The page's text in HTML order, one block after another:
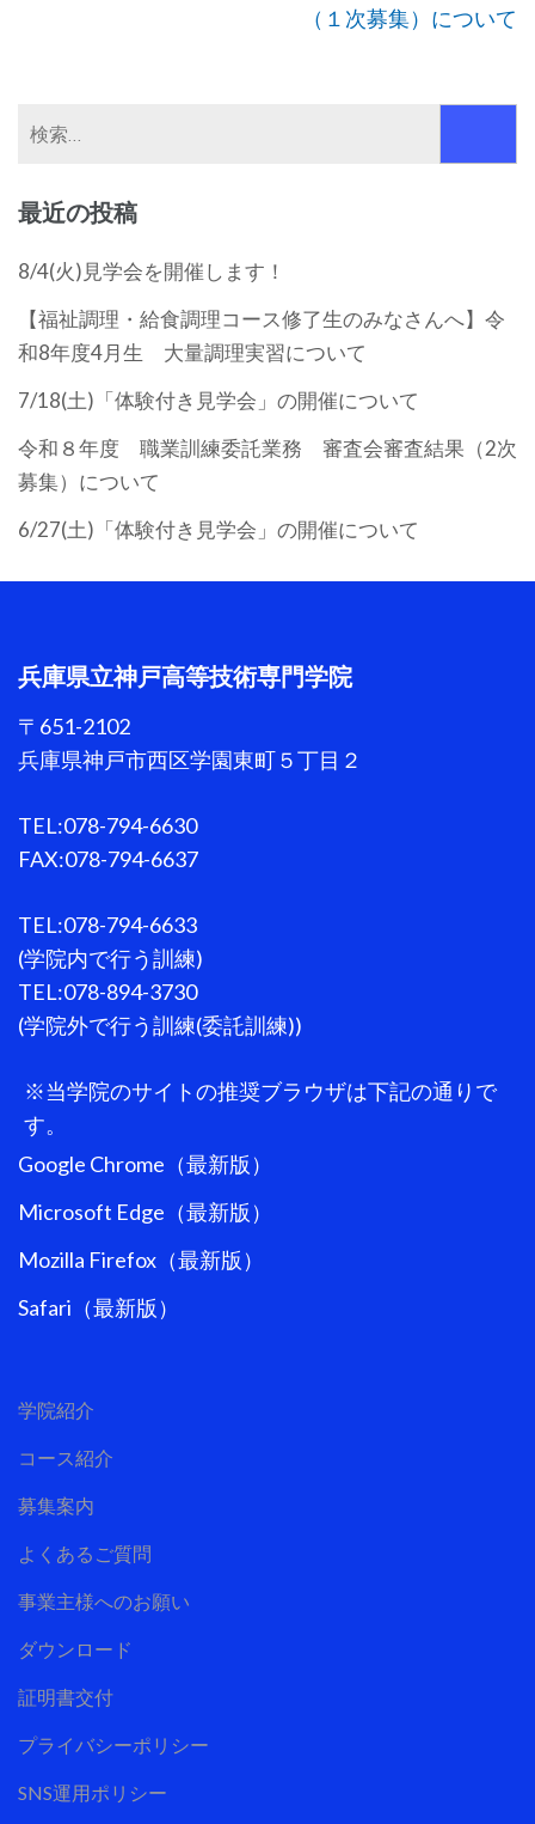
ー
シ
ン
（１次募集）について
最近の投稿
8/4(火)見学会を開催します！
【福祉調理・給食調理コース修了生のみなさんへ】令
和8年度4月生 大量調理実習について
7/18(土)「体験付き見学会」の開催について
令和８年度 職業訓練委託業務 審査会審査結果（2次
募集）について
6/27(土)「体験付き見学会」の開催について
兵庫県立神戸高等技術専門学院
〒651-2102
兵庫県神戸市西区学園東町５丁目２
TEL:078-794-6630
FAX:078-794-6637
TEL:078-794-6633
(学院内で行う訓練)
TEL:078-894-3730
(学院外で行う訓練(委託訓練))
※当学院のサイトの推奨ブラウザは下記の通りで
す。
Google Chrome（最新版）
Microsoft Edge（最新版）
Mozilla Firefox（最新版）
Safari（最新版）
学院紹介
コース紹介
募集案内
よくあるご質問
事業主様へのお願い
ダウンロード
証明書交付
プライバシーポリシー
SNS運用ポリシー